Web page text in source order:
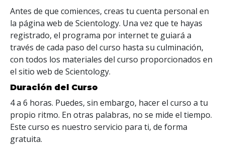
Antes de que comiences, creas tu cuenta personal en
la página web de Scientology. Una vez que te hayas
registrado, el programa por internet te guiará a
través de cada paso del curso hasta su culminación,
con todos los materiales del curso proporcionados en
el sitio web de Scientology.
Duración del Curso
4 a 6 horas. Puedes, sin embargo, hacer el curso a tu
propio ritmo. En otras palabras, no se mide el tiempo.
Este curso es nuestro servicio para ti, de forma
gratuita.